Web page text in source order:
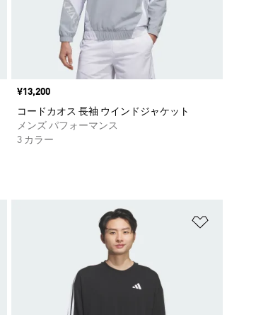
価格
¥13,200
コードカオス 長袖 ウインドジャケット
メンズ パフォーマンス
3 カラー
ほしいものリストに追加